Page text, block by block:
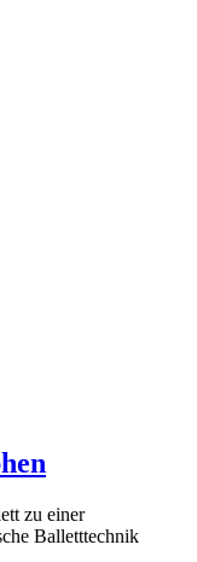
zu einer
Balletttechnik